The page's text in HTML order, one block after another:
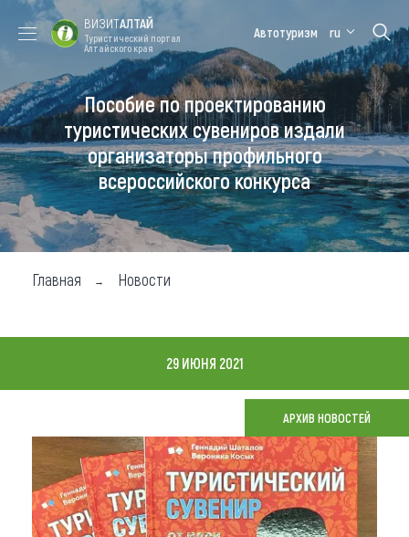
Форум VISIT
ALTAI
Цветение
маральника
Медицинский
форум
Алтайская
зимовка
Туры
Где побывать
Чем заняться
Где остановиться
Что привезти (сувениры)
О регионе
Коллекция впечатлений
ВИЗИТАЛТАЙ
Туристический портал
Алтайского края
Автотуризм ru
Пособие по проектированию
туристических сувениров издали
организаторы профильного
всероссийского конкурса
Главная Новости
29 ИЮНЯ 2021
АРХИВ НОВОСТЕЙ